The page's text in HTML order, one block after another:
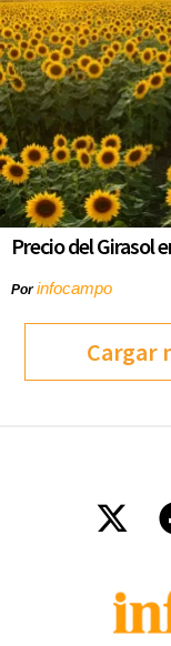
Precio del Girasol
Porinfocampo
Cargar